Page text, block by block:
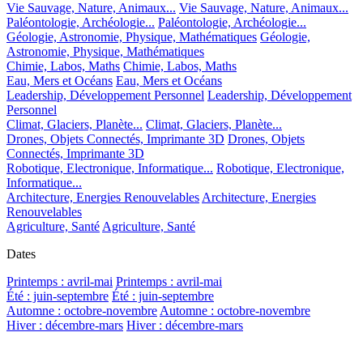
Vie Sauvage, Nature, Animaux... Vie Sauvage, Nature, Animaux...
Paléontologie, Archéologie... Paléontologie, Archéologie...
Géologie, Astronomie, Physique, Mathématiques Géologie,
Astronomie, Physique, Mathématiques
Chimie, Labos, Maths Chimie, Labos, Maths
Eau, Mers et Océans Eau, Mers et Océans
Leadership, Développement Personnel Leadership, Développement
Personnel
Climat, Glaciers, Planète... Climat, Glaciers, Planète...
Drones, Objets Connectés, Imprimante 3D Drones, Objets
Connectés, Imprimante 3D
Robotique, Electronique, Informatique... Robotique, Electronique,
Informatique...
Architecture, Energies RenouvelablesArchitecture, Energies
Renouvelables
Agriculture, SantéAgriculture, Santé
Dates
Printemps : avril-mai Printemps : avril-mai
Été : juin-septembre Été : juin-septembre
Automne : octobre-novembreAutomne : octobre-novembre
Hiver : décembre-mars Hiver : décembre-mars